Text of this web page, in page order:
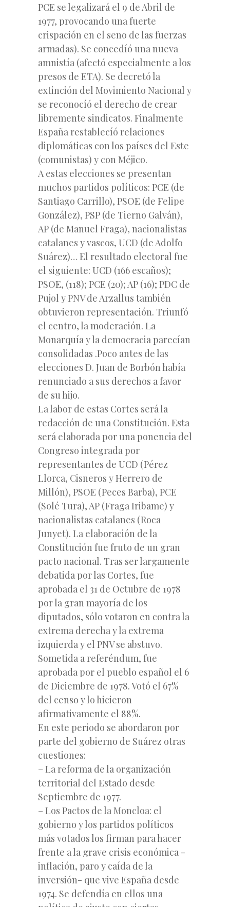
PCE se legalizará el 9 de Abril de
1977, provocando una fuerte
crispación en el seno de las fuerzas
armadas). Se concedíó una nueva
amnistía (afectó especialmente a los
presos de ETA). Se decretó la
extinción del Movimiento Nacional y
se reconocíó el derecho de crear
libremente sindicatos. Finalmente
España restablecíó relaciones
diplomáticas con los países del Este
(comunistas) y con Méjico.
A estas elecciones se presentan
muchos partidos políticos: PCE (de
Santiago Carrillo), PSOE (de Felipe
González), PSP (de Tierno Galván),
AP (de Manuel Fraga), nacionalistas
catalanes y vascos, UCD (de Adolfo
Suárez)… El resultado electoral fue
el siguiente: UCD (166 escaños);
PSOE, (118); PCE (20); AP (16); PDC de
Pujol y PNV de Arzallus también
obtuvieron representación. Triunfó
el centro, la moderación. La
Monarquía y la democracia parecían
consolidadas .Poco antes de las
elecciones D. Juan de Borbón había
renunciado a sus derechos a favor
de su hijo.
La labor de estas Cortes será la
redacción de una Constitución. Esta
será elaborada por una ponencia del
Congreso integrada por
representantes de UCD (Pérez
Llorca, Cisneros y Herrero de
Millón), PSOE (Peces Barba), PCE
(Solé Tura), AP (Fraga Iribame) y
nacionalistas catalanes (Roca
Junyet). La elaboración de la
Constitución fue fruto de un gran
pacto nacional. Tras ser largamente
debatida por las Cortes, fue
aprobada el 31 de Octubre de 1978
por la gran mayoría de los
diputados, sólo votaron en contra la
extrema derecha y la extrema
izquierda y el PNV se abstuvo.
Sometida a referéndum, fue
aprobada por el pueblo español el 6
de Diciembre de 1978. Votó el 67%
del censo y lo hicieron
afirmativamente el 88%.
En este periodo se abordaron por
parte del gobierno de Suárez otras
cuestiones:
– La reforma de la organización
territorial del Estado desde
Septiembre de 1977.
– Los Pactos de la Moncloa: el
gobierno y los partidos políticos
más votados los firman para hacer
frente a la grave crisis económica -
inflación, paro y caída de la
inversión- que vive España desde
1974. Se defendía en ellos una